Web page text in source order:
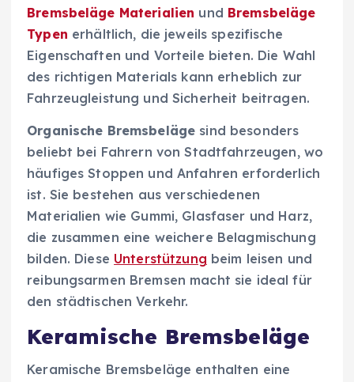
Bremsbeläge Materialien und Bremsbeläge
Typen erhältlich, die jeweils spezifische
Eigenschaften und Vorteile bieten. Die Wahl
des richtigen Materials kann erheblich zur
Fahrzeugleistung und Sicherheit beitragen.
Organische Bremsbeläge sind besonders
beliebt bei Fahrern von Stadtfahrzeugen, wo
häufiges Stoppen und Anfahren erforderlich
ist. Sie bestehen aus verschiedenen
Materialien wie Gummi, Glasfaser und Harz,
die zusammen eine weichere Belagmischung
bilden. Diese Unterstützung beim leisen und
reibungsarmen Bremsen macht sie ideal für
den städtischen Verkehr.
Keramische Bremsbeläge
Keramische Bremsbeläge enthalten eine